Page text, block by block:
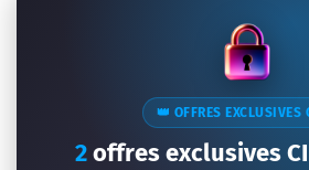
👑 OFFRES EXCLUSIVES
2offres exclusives